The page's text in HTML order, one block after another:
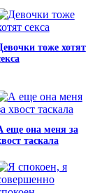
тоже хотят
еще она меня за
таскала